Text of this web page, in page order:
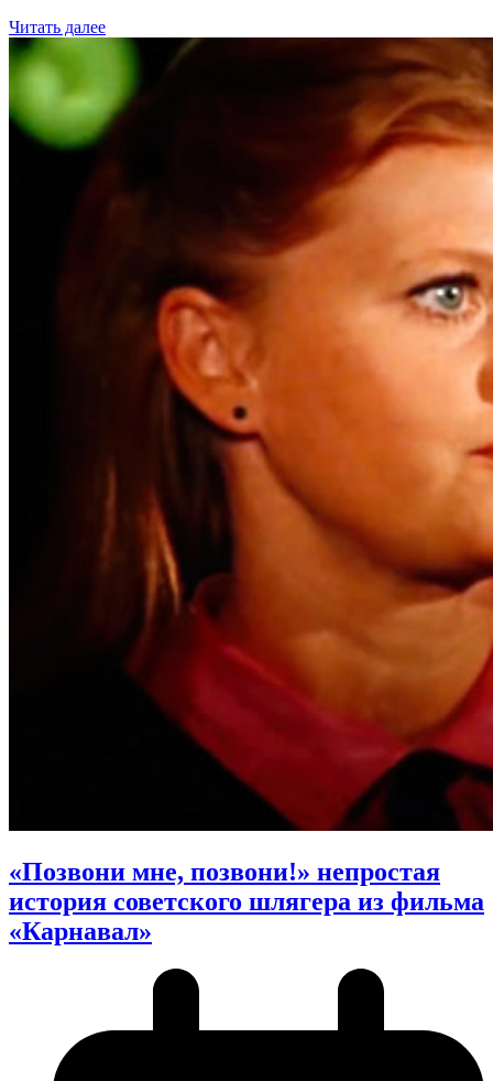
Читать далее
«Позвони мне, позвони!» непростая
история советского шлягера из фильма
«Карнавал»